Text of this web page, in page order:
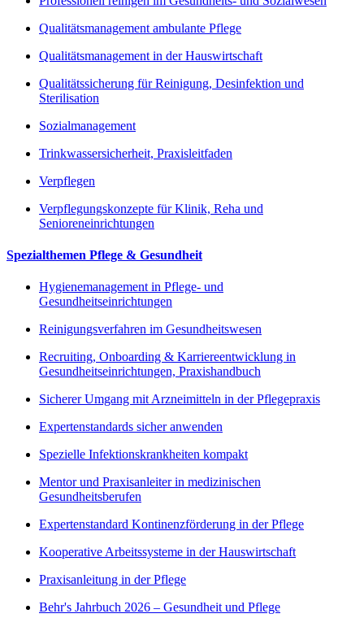
Qualitätsmanagement ambulante Pflege
Qualitätsmanagement in der Hauswirtschaft
Qualitätssicherung für Reinigung, Desinfektion und
Sterilisation
Sozialmanagement
Trinkwassersicherheit, Praxisleitfaden
Verpflegen
Verpflegungskonzepte für Klinik, Reha und
Senioreneinrichtungen
Spezialthemen Pflege & Gesundheit
Hygienemanagement in Pflege- und
Gesundheitseinrichtungen
Reinigungsverfahren im Gesundheitswesen
Recruiting, Onboarding & Karriereentwicklung in
Gesundheitseinrichtungen, Praxishandbuch
Sicherer Umgang mit Arzneimitteln in der Pflegepraxis
Expertenstandards sicher anwenden
Spezielle Infektionskrankheiten kompakt
Mentor und Praxisanleiter in medizinischen
Gesundheitsberufen
Expertenstandard Kontinenzförderung in der Pflege
Kooperative Arbeitssysteme in der Hauswirtschaft
Praxisanleitung in der Pflege
Behr's Jahrbuch 2026 – Gesundheit und Pflege